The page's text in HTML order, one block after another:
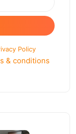
Policy
& conditions